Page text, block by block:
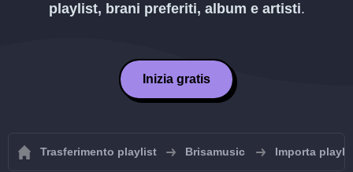
playlist, brani preferiti, album e artisti.
Inizia gratis
Trasferimento playlist Brisamusic Importa